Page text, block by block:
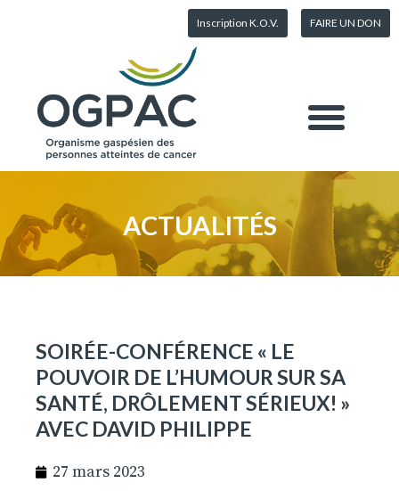
Inscription K.O.V. FAIRE UN DON
ACTUALITÉS
SOIRÉE-CONFÉRENCE « LE
POUVOIR DE L’HUMOUR SUR SA
SANTÉ, DRÔLEMENT SÉRIEUX! »
AVEC DAVID PHILIPPE
27 mars 2023